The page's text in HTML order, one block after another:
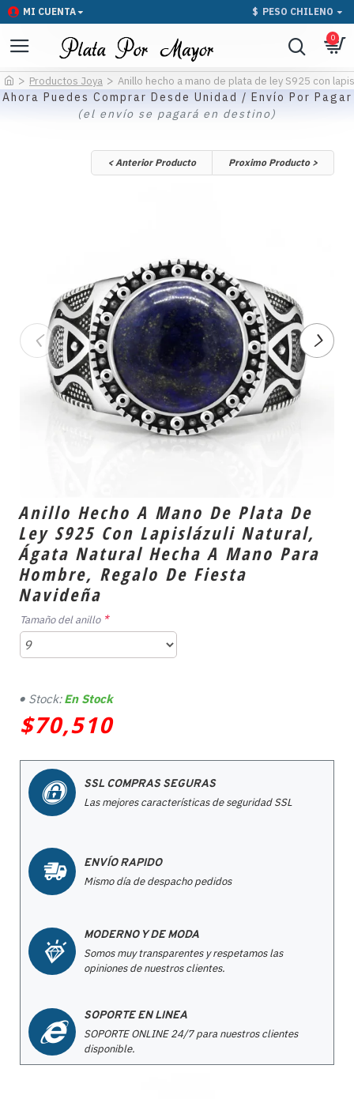
MI CUENTA $ PESO CHILENO
0
Productos Joya Anillo hecho a mano de plata de ley S925 con
Ahora Puedes Comprar Desde Unidad / Envío Por Pagar
(el envío se pagará en destino)
< Anterior Producto Proximo Producto >
Anillo Hecho A Mano De Plata De
Ley S925 Con Lapislázuli Natural,
Ágata Natural Hecha A Mano Para
Hombre, Regalo De Fiesta
Navideña
$70,510
Stock: En Stock
Tamaño del anillo
SSL COMPRAS SEGURAS
Las mejores características de seguridad SSL
ENVÍO RAPIDO
Mismo día de despacho pedidos
MODERNO Y DE MODA
Somos muy transparentes y respetamos las
opiniones de nuestros clientes.
SOPORTE EN LINEA
SOPORTE ONLINE 24/7 para nuestros clientes
disponible.